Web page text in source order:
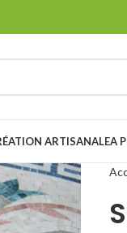
ARTISANALEA